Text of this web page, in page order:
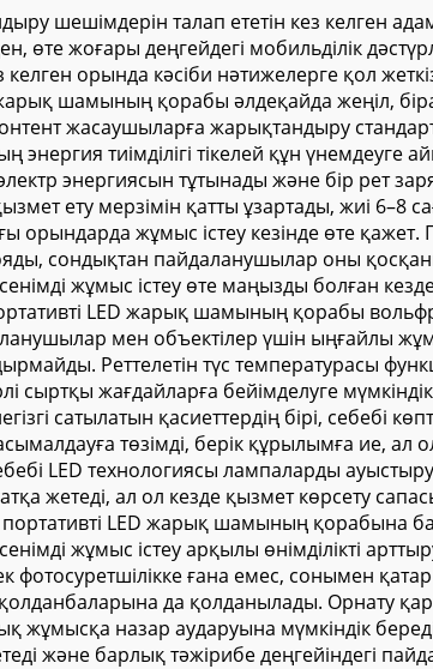
шешімдерін талап ететін кез келген
жоғары деңгейдегі мобильділік
орында кәсіби нәтижелерге қол
шамының қорабы әлдеқайда жеңіл,
жасаушыларға жарықтандыру
энергия тиімділігі тікелей құн үнемдеуге
энергиясын тұтынады және бір рет
ету мерзімін қатты ұзартады, жиі 6–8
орындарда жұмыс істеу кезінде өте
сондықтан пайдаланушылар оны
жұмыс істеу өте маңызды болған
LED жарық шамының қорабы
мен объектілер үшін ыңғайлы
Реттелетін түс температурасы
жағдайларға бейімделуге
сатылатын қасиеттердің бірі, себебі
төзімді, берік құрылымға ие, ал
LED технологиясы лампаларды
жетеді, ал ол кезде қызмет көрсету
портативті LED жарық шамының қорабына
жұмыс істеу арқылы өнімділікті
ғана емес, сонымен
да қолданылады. Орнату
назар аударуына мүмкіндік береді,
және барлық тәжірибе деңгейіндегі